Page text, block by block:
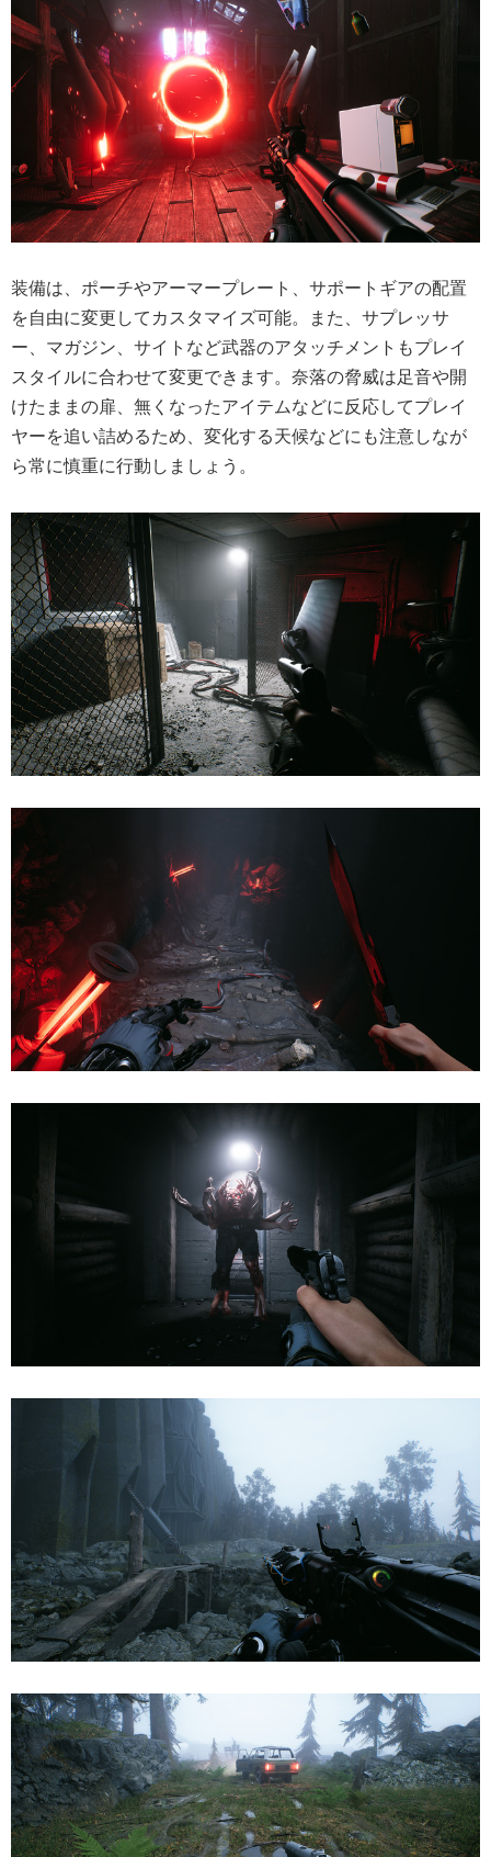
装備は、ポーチやアーマープレート、サポートギアの配置
を自由に変更してカスタマイズ可能。また、サプレッサ
ー、マガジン、サイトなど武器のアタッチメントもプレイ
スタイルに合わせて変更できます。奈落の脅威は足音や開
けたままの扉、無くなったアイテムなどに反応してプレイ
ヤーを追い詰めるため、変化する天候などにも注意しなが
ら常に慎重に行動しましょう。